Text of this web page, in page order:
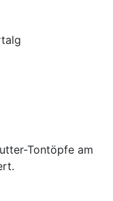
Tontöpfe am